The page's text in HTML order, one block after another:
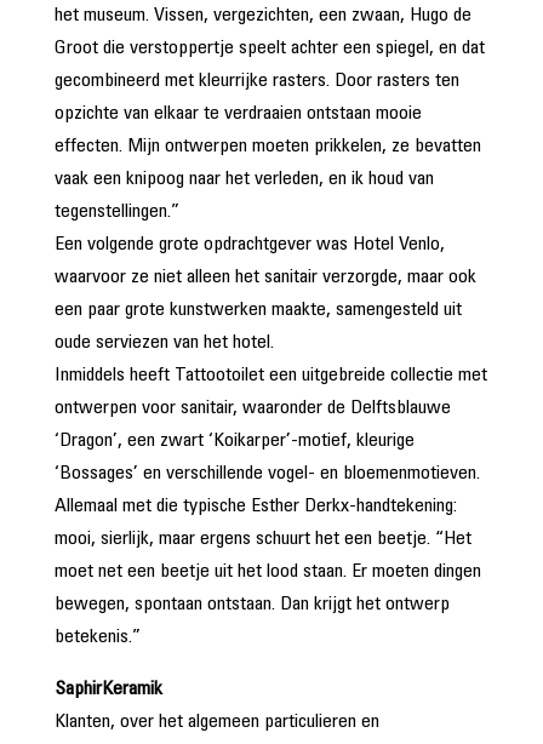
het museum. Vissen, vergezichten, een zwaan, Hugo de
Groot die verstoppertje speelt achter een spiegel, en dat
gecombineerd met kleurrijke rasters. Door rasters ten
opzichte van elkaar te verdraaien ontstaan mooie
effecten. Mijn ontwerpen moeten prikkelen, ze bevatten
vaak een knipoog naar het verleden, en ik houd van
tegenstellingen.”
Een volgende grote opdrachtgever was Hotel Venlo,
waarvoor ze niet alleen het sanitair verzorgde, maar ook
een paar grote kunstwerken maakte, samengesteld uit
oude serviezen van het hotel.
Inmiddels heeft Tattootoilet een uitgebreide collectie met
ontwerpen voor sanitair, waaronder de Delftsblauwe
‘Dragon’, een zwart ‘Koikarper’-motief, kleurige
‘Bossages’ en verschillende vogel- en bloemenmotieven.
Allemaal met die typische Esther Derkx-handtekening:
mooi, sierlijk, maar ergens schuurt het een beetje. “Het
moet net een beetje uit het lood staan. Er moeten dingen
bewegen, spontaan ontstaan. Dan krijgt het ontwerp
betekenis.”
SaphirKeramik
Klanten, over het algemeen particulieren en